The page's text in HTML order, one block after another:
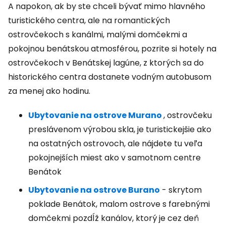
A napokon, ak by ste chceli bývať mimo hlavného
turistického centra, ale na romantických
ostrovčekoch s kanálmi, malými domčekmi a
pokojnou benátskou atmosférou, pozrite si hotely na
ostrovčekoch v Benátskej lagúne, z ktorých sa do
historického centra dostanete vodným autobusom
za menej ako hodinu.
Ubytovanie na ostrove Murano, ostrovčeku
preslávenom výrobou skla, je turistickejšie ako
na ostatných ostrovoch, ale nájdete tu veľa
pokojnejších miest ako v samotnom centre
Benátok
Ubytovanie na ostrove Burano - skrytom
poklade Benátok, malom ostrove s farebnými
domčekmi pozdĺž kanálov, ktorý je cez deň